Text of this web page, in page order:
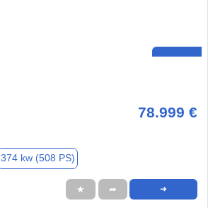
78.999 €
374 kw (508 PS)
★ ➦ ➜